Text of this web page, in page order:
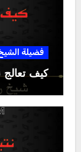
فضيلة
كيف